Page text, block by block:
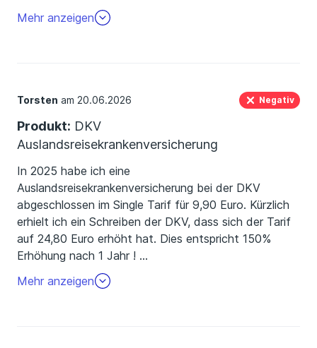
alle bekommen haben.
Mehr anzeigen
Torsten am 20.06.2026 Negativ
Produkt: DKV
Auslandsreisekrankenversicherung
In 2025 habe ich eine
Auslandsreisekrankenversicherung bei der DKV
abgeschlossen im Single Tarif für 9,90 Euro. Kürzlich
erhielt ich ein Schreiben der DKV, dass sich der Tarif
auf 24,80 Euro erhöht hat. Dies entspricht 150%
Erhöhung nach 1 Jahr ! …
Dies ist aus meiner Sicht unseriös. Daher sofort
gekündigt.
Mehr anzeigen